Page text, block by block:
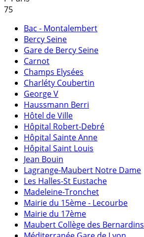
75
Bac - Montalembert
Bercy Seine
Gare de Bercy Seine
Carnot
Champs Elysées
Charléty Coubertin
George V
Haussmann Berri
Hôtel de Ville
Hôpital Robert-Debré
Hôpital Sainte Anne
Hôpital Saint Louis
Jean Bouin
Lagrange-Maubert Notre Dame
Les Halles-St Eustache
Madeleine-Tronchet
Mairie du 15ème - Lecourbe
Mairie du 17ème
Maubert Collège des Bernardins